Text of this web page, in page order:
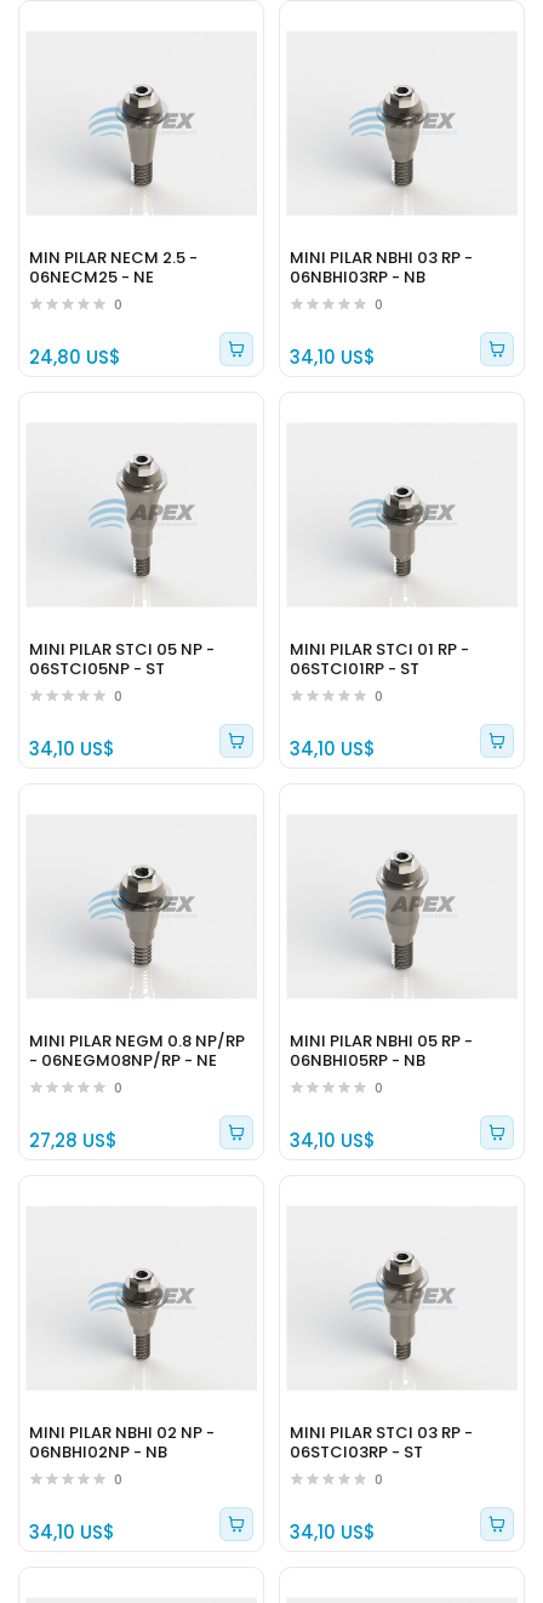
MIN PILAR NECM 2.5 -
06NECM25 - NE
0
24,80 US$
MINI PILAR NBHI 03 RP -
06NBHI03RP - NB
0
34,10 US$
MINI PILAR STCI 05 NP -
06STCI05NP - ST
0
34,10 US$
MINI PILAR STCI 01 RP -
06STCI01RP - ST
0
34,10 US$
MINI PILAR NEGM 0.8 NP/RP
- 06NEGM08NP/RP - NE
0
27,28 US$
MINI PILAR NBHI 05 RP -
06NBHI05RP - NB
0
34,10 US$
MINI PILAR NBHI 02 NP -
06NBHI02NP - NB
0
34,10 US$
MINI PILAR STCI 03 RP -
06STCI03RP - ST
0
34,10 US$